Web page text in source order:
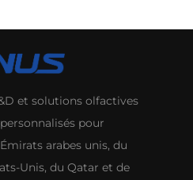
et solutions olfactives
pour
arabes unis, du
Unis, du Qatar et de